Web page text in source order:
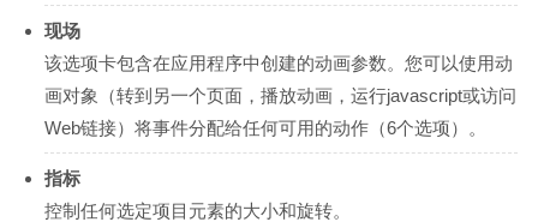
现场
该选项卡包含在应用程序中创建的动画参数。您可以使用动
画对象（转到另一个页面，播放动画，运行javascript或访问
Web链接）将事件分配给任何可用的动作（6个选项）。
指标
控制任何选定项目元素的大小和旋转。